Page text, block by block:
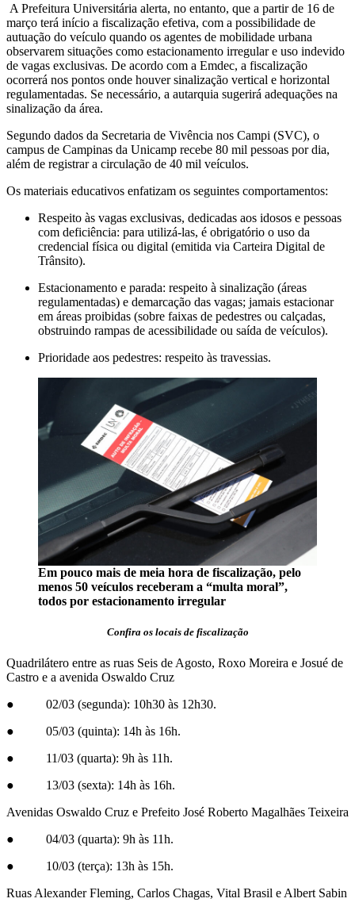
A Prefeitura Universitária alerta, no entanto, que a partir de 16 de
março terá início a fiscalização efetiva, com a possibilidade de
autuação do veículo quando os agentes de mobilidade urbana
observarem situações como estacionamento irregular e uso indevido
de vagas exclusivas. De acordo com a Emdec, a fiscalização
ocorrerá nos pontos onde houver sinalização vertical e horizontal
regulamentadas. Se necessário, a autarquia sugerirá adequações na
sinalização da área.
Segundo dados da Secretaria de Vivência nos Campi (SVC), o
campus de Campinas da Unicamp recebe 80 mil pessoas por dia,
além de registrar a circulação de 40 mil veículos.
Os materiais educativos enfatizam os seguintes comportamentos:
Respeito às vagas exclusivas, dedicadas aos idosos e pessoas
com deficiência: para utilizá-las, é obrigatório o uso da
credencial física ou digital (emitida via Carteira Digital de
Trânsito).
Estacionamento e parada: respeito à sinalização (áreas
regulamentadas) e demarcação das vagas; jamais estacionar
em áreas proibidas (sobre faixas de pedestres ou calçadas,
obstruindo rampas de acessibilidade ou saída de veículos).
Prioridade aos pedestres: respeito às travessias.
Em pouco mais de meia hora de fiscalização, pelo
menos 50 veículos receberam a “multa moral”,
todos por estacionamento irregular
Confira os locais de fiscalização
Quadrilátero entre as ruas Seis de Agosto, Roxo Moreira e Josué de
Castro e a avenida Oswaldo Cruz
● 02/03 (segunda): 10h30 às 12h30.
● 05/03 (quinta): 14h às 16h.
● 11/03 (quarta): 9h às 11h.
● 13/03 (sexta): 14h às 16h.
Avenidas Oswaldo Cruz e Prefeito José Roberto Magalhães Teixeira
● 04/03 (quarta): 9h às 11h.
● 10/03 (terça): 13h às 15h.
Ruas Alexander Fleming, Carlos Chagas, Vital Brasil e Albert Sabin